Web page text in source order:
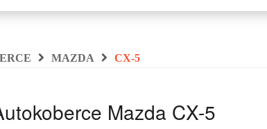
MAZDA CX-5
Mazda CX-5